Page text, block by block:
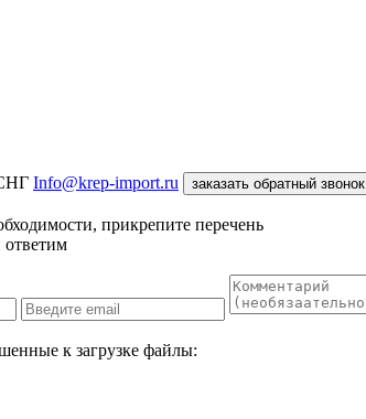
Info@krep-import.ru заказать обратный звонок
прикрепите перечень
к загрузке файлы: